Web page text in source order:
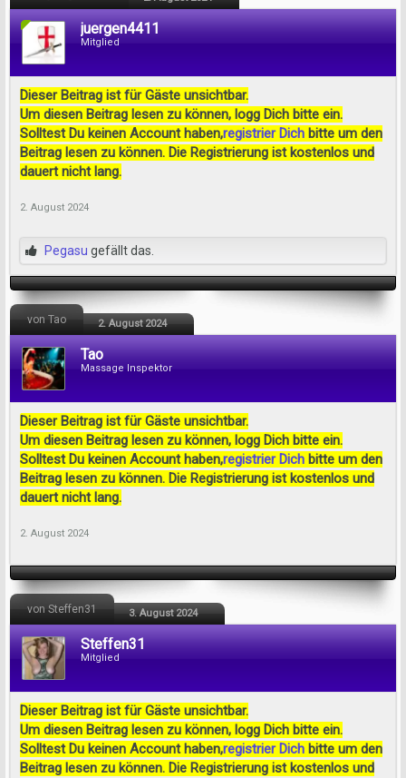
juergen4411
Mitglied
Dieser Beitrag ist für Gäste unsichtbar.
Um diesen Beitrag lesen zu können, logg Dich bitte ein.
Solltest Du keinen Account haben,registrier Dich bitte um den
Beitrag lesen zu können. Die Registrierung ist kostenlos und
dauert nicht lang.
2. August 2024
Pegasu gefällt das.
von Tao 2. August 2024
Tao
Massage Inspektor
Dieser Beitrag ist für Gäste unsichtbar.
Um diesen Beitrag lesen zu können, logg Dich bitte ein.
Solltest Du keinen Account haben,registrier Dich bitte um den
Beitrag lesen zu können. Die Registrierung ist kostenlos und
dauert nicht lang.
2. August 2024
von Steffen31 3. August 2024
Steffen31
Mitglied
Dieser Beitrag ist für Gäste unsichtbar.
Um diesen Beitrag lesen zu können, logg Dich bitte ein.
Solltest Du keinen Account haben,registrier Dich bitte um den
Beitrag lesen zu können. Die Registrierung ist kostenlos und